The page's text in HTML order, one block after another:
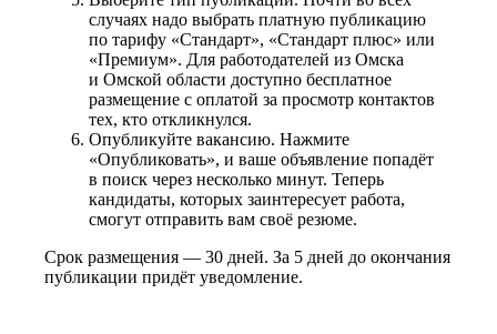
случаях надо выбрать платную публикацию
по тарифу «Стандарт», «Стандарт плюс» или
«Премиум». Для работодателей из Омска
и Омской области доступно бесплатное
размещение с оплатой за просмотр контактов
тех, кто откликнулся.
Опубликуйте вакансию. Нажмите
«Опубликовать», и ваше объявление попадёт
в поиск через несколько минут. Теперь
кандидаты, которых заинтересует работа,
смогут отправить вам своё резюме.
Срок размещения — 30 дней. За 5 дней до окончания
публикации придёт уведомление.